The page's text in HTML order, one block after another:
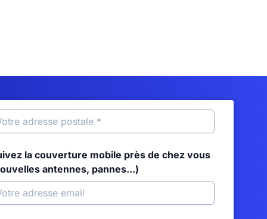
la couverture mobile près de chez vous
antennes, pannes...)